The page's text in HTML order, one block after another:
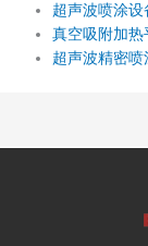
超声波喷涂
真空吸附加
超声波精密